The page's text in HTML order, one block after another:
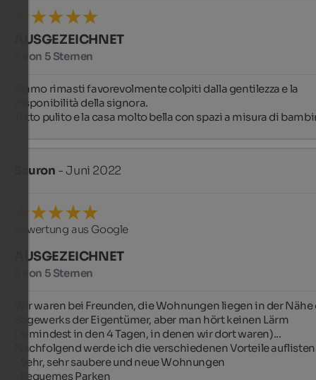
AUSGEZEICHNET
5 von 5 Sternen
Siamo rimasti favorevolmente colpiti dalla gentilezza e la
disponibilità della signora.
Tutto pulito e la casa molto bella con spazi a misura di
Sauron - Juni 2022
Bewertung aus Google
AUSGEZEICHNET
5 von 5 Sternen
Wir waren bei Freunden, die Wohnungen liegen in der Nähe
Sägewerks der Eigentümer, aber man hört keinen Lärm
(zumindest in den 4 Tagen, in denen wir dort waren)...
Nachfolgend werde ich die verschiedenen Vorteile auflisten
-Sehr, sehr saubere und neue Wohnungen
-Bequemes Parken